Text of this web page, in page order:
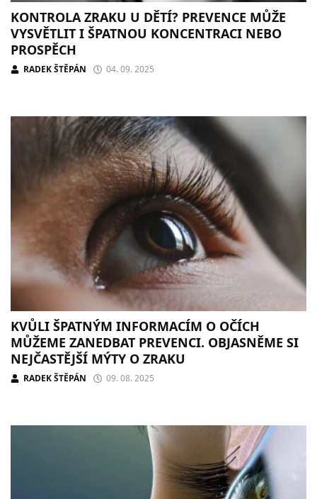
KONTROLA ZRAKU U DĚTÍ? PREVENCE MŮŽE
VYSVĚTLIT I ŠPATNOU KONCENTRACI NEBO
PROSPĚCH
RADEK ŠTĚPÁN 04. 09. 2025
KVŮLI ŠPATNÝM INFORMACÍM O OČÍCH
MŮŽEME ZANEDBAT PREVENCI. OBJASNĚME SI
NEJČASTĚJŠÍ MÝTY O ZRAKU
RADEK ŠTĚPÁN 09. 08. 2025